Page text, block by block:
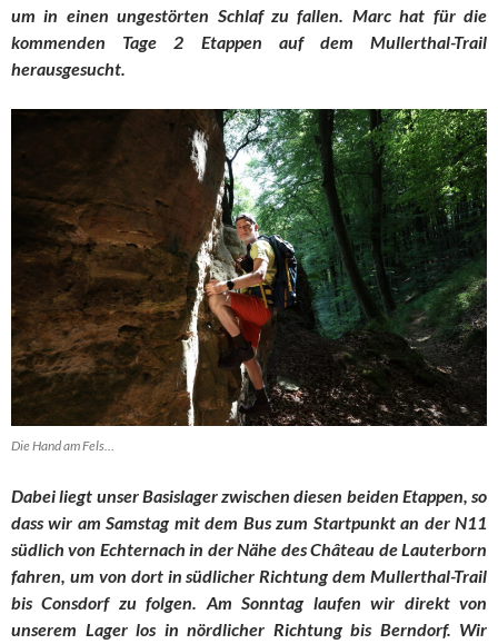
um in einen ungestörten Schlaf zu fallen. Marc hat für die
kommenden Tage 2 Etappen auf dem Mullerthal-Trail
herausgesucht.
Die Hand am Fels…
Dabei liegt unser Basislager zwischen diesen beiden Etappen, so
dass wir am Samstag mit dem Bus zum Startpunkt an der N11
südlich von Echternach in der Nähe des Château de Lauterborn
fahren, um von dort in südlicher Richtung dem Mullerthal-Trail
bis Consdorf zu folgen. Am Sonntag laufen wir direkt von
unserem Lager los in nördlicher Richtung bis Berndorf. Wir